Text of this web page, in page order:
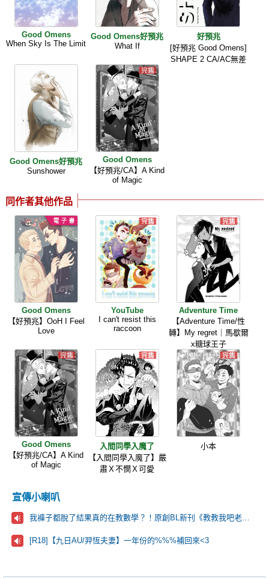
Good Omens
When Sky Is The Limit
Good Omens好預兆
What If
好預兆
[好預兆 Good Omens]
SHAPE 2 CA/AC無差
Good Omens好預兆
Sunshower
Good Omens
【好預兆/CA】A Kind
of Magic
同作者其他作品
Good Omens
【好預兆】OoH I Feel
Love
YouTube
I can't resist this
raccoon
Adventure Time
【Adventure Time/性
轉】My regret｜馬歇爾
x糖球王子
Good Omens
【好預兆/CA】A Kind
of Magic
入間同學入魔了
【入間同學入魔了】嚴
肅Ｘ不憫Ｘ可愛
小本
宣傳小喇叭
我褲子都脫了結果真的在教數學？！原創BL新刊《教教我吧老師，我太想進步了。》快分享給你所~有想學數學的朋友。
[R18]【九日AU/羿恆夫妻】一年份的%%%補回來<3